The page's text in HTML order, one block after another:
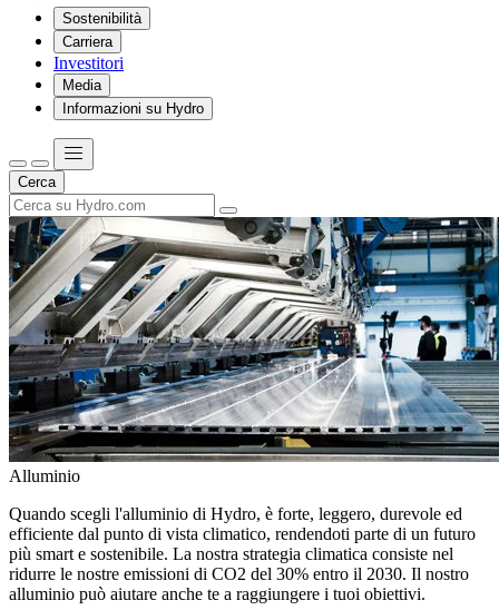
Sostenibilità
Carriera
Investitori
Media
Informazioni su Hydro
Cerca
Alluminio
Quando scegli l'alluminio di Hydro, è forte, leggero, durevole ed
efficiente dal punto di vista climatico, rendendoti parte di un futuro
più smart e sostenibile. La nostra strategia climatica consiste nel
ridurre le nostre emissioni di CO2 del 30% entro il 2030. Il nostro
alluminio può aiutare anche te a raggiungere i tuoi obiettivi.